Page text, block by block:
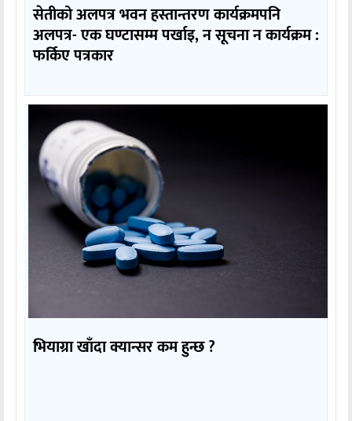
सेतीको अलपत्र भवन हस्तान्तरण कार्यक्रमपनि
अलपत्र- एक घण्टासम्म पर्खाइ, न सूचना न कार्यक्रम :
फर्किए पत्रकार
भियाग्रा खाँदा क्यान्सर कम हुन्छ ?